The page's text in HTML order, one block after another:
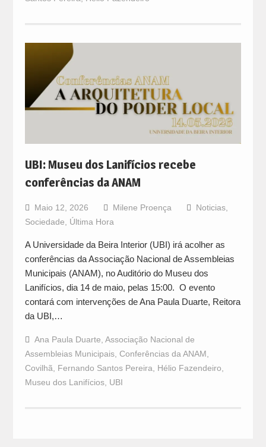
UBI: Museu dos Lanifícios recebe
conferências da ANAM
Maio 12, 2026 Milene Proença Noticias,
Sociedade, Última Hora
A Universidade da Beira Interior (UBI) irá acolher as
conferências da Associação Nacional de Assembleias
Municipais (ANAM), no Auditório do Museu dos
Lanifícios, dia 14 de maio, pelas 15:00. O evento
contará com intervenções de Ana Paula Duarte, Reitora
da UBI,…
Ana Paula Duarte, Associação Nacional de
Assembleias Municipais, Conferências da ANAM,
Covilhã, Fernando Santos Pereira, Hélio Fazendeiro,
Museu dos Lanifícios, UBI